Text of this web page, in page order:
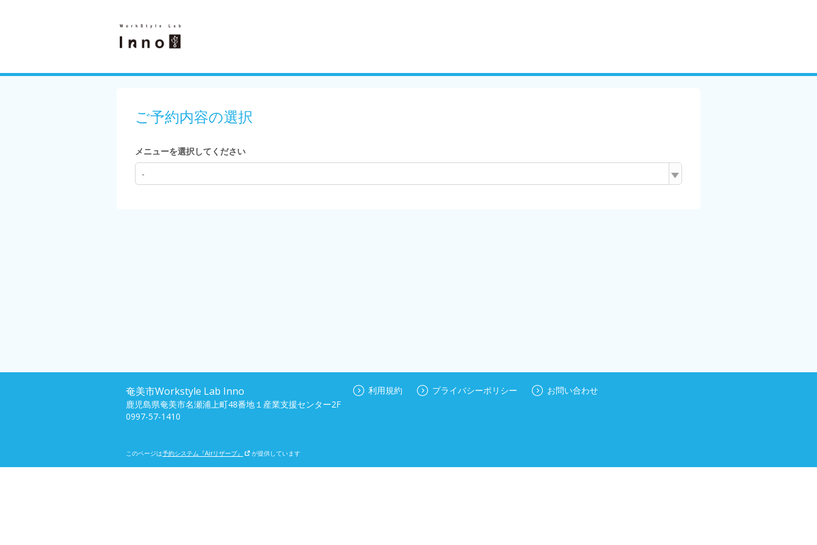
ご予約内容の選択
メニューを選択してください
-
奄美市Workstyle Lab Inno
鹿児島県奄美市名瀬浦上町48番地１産業支援センター2F
0997-57-1410
利用規約 プライバシーポリシー お問い合わせ
このページは予約システム『Airリザーブ』 が提供しています